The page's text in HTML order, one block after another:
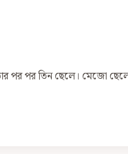
পর পর তিন ছেলে। মেজো